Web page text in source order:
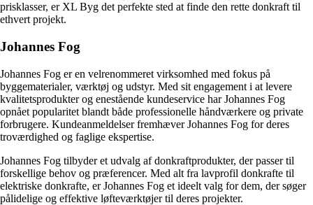
prisklasser, er XL Byg det perfekte sted at finde den rette donkraft til
ethvert projekt.
Johannes Fog
Johannes Fog er en velrenommeret virksomhed med fokus på
byggematerialer, værktøj og udstyr. Med sit engagement i at levere
kvalitetsprodukter og enestående kundeservice har Johannes Fog
opnået popularitet blandt både professionelle håndværkere og private
forbrugere. Kundeanmeldelser fremhæver Johannes Fog for deres
troværdighed og faglige ekspertise.
Johannes Fog tilbyder et udvalg af donkraftprodukter, der passer til
forskellige behov og præferencer. Med alt fra lavprofil donkrafte til
elektriske donkrafte, er Johannes Fog et ideelt valg for dem, der søger
pålidelige og effektive løfteværktøjer til deres projekter.